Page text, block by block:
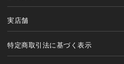
実店舗
特定商取引法に基づく表示